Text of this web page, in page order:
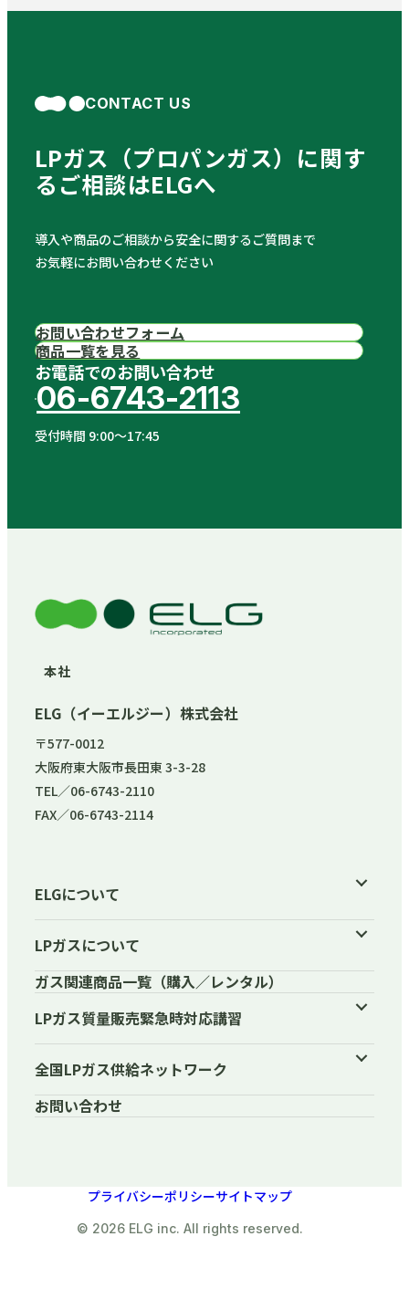
CONTACT US
LPガス（プロパンガス）に関す
る ご相談はELGへ
導入や商品のご相談から安全に関するご質問まで
お気軽にお問い合わせください
お電話でのお問い合わせ
06-6743-2113
受付時間 9:00〜17:45
お問い合わせフォーム
商品一覧を見る
本社
ELG（イーエルジー）株式会社
〒577-0012
大阪府東大阪市長田東 3-3-28
TEL／06-6743-2110
FAX／06-6743-2114
ELGについて
LPガスについて
ガス関連商品一覧（購入／レンタル）
LPガス質量販売緊急時対応講習
全国LPガス供給ネットワーク
お問い合わせ
プライバシーポリシーサイトマップ
© 2026 ELG inc. All rights reserved.